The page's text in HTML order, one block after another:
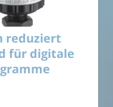
reduziert
für digitale